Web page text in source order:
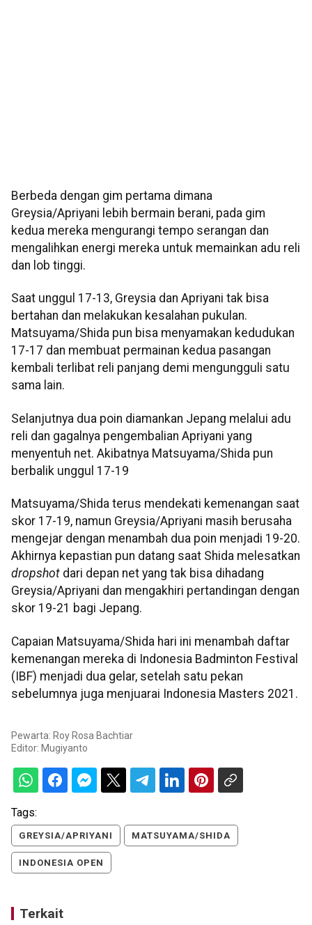
Berbeda dengan gim pertama dimana
Greysia/Apriyani lebih bermain berani, pada gim
kedua mereka mengurangi tempo serangan dan
mengalihkan energi mereka untuk memainkan adu reli
dan lob tinggi.
Saat unggul 17-13, Greysia dan Apriyani tak bisa
bertahan dan melakukan kesalahan pukulan.
Matsuyama/Shida pun bisa menyamakan kedudukan
17-17 dan membuat permainan kedua pasangan
kembali terlibat reli panjang demi mengungguli satu
sama lain.
Selanjutnya dua poin diamankan Jepang melalui adu
reli dan gagalnya pengembalian Apriyani yang
menyentuh net. Akibatnya Matsuyama/Shida pun
berbalik unggul 17-19
Matsuyama/Shida terus mendekati kemenangan saat
skor 17-19, namun Greysia/Apriyani masih berusaha
mengejar dengan menambah dua poin menjadi 19-20.
Akhirnya kepastian pun datang saat Shida melesatkan
dropshot dari depan net yang tak bisa dihadang
Greysia/Apriyani dan mengakhiri pertandingan dengan
skor 19-21 bagi Jepang.
Capaian Matsuyama/Shida hari ini menambah daftar
kemenangan mereka di Indonesia Badminton Festival
(IBF) menjadi dua gelar, setelah satu pekan
sebelumnya juga menjuarai Indonesia Masters 2021.
Pewarta: Roy Rosa Bachtiar
Editor: Mugiyanto
Tags:
GREYSIA/APRIYANI MATSUYAMA/SHIDA
INDONESIA OPEN
Terkait